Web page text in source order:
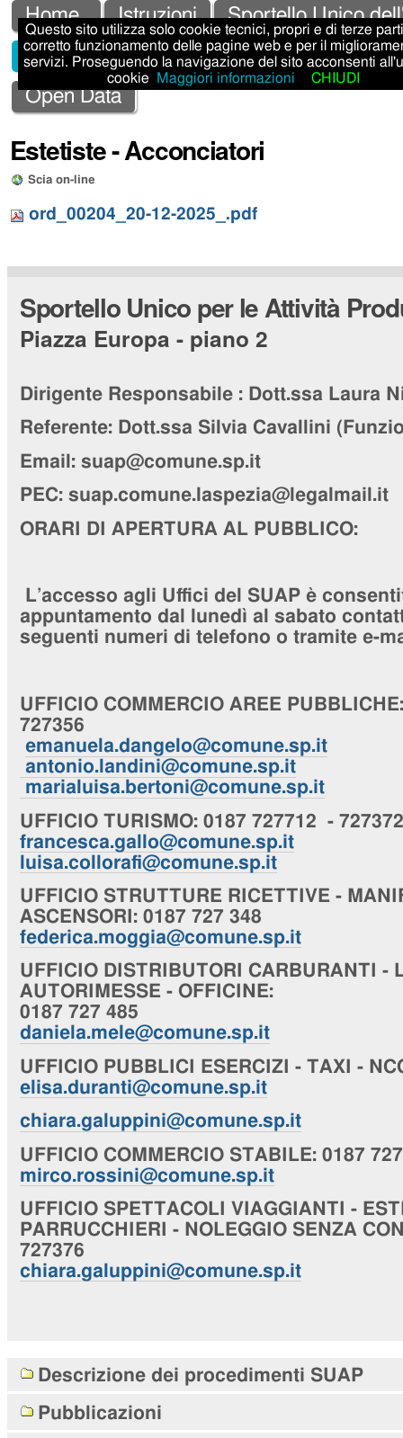
Salta
ai
contenuti.
alla
navigazione
Strumenti
personali
Sezioni
Home Istruzioni
Sportello Unico
Sportello Unico Attività Produttive - SUAP
Open Data
Estetiste - Acconciatori
Scia on-line
ord_00204_20-12-2025_.pdf
Sportello Unico per le Attività
Piazza Europa - piano 2
Dirigente Responsabile :Dott.ssa Laura
Referente: Dott.ssa Silvia Cavallini
Email: suap@comune.sp.it
PEC: suap.comune.laspezia@legalmail.it
ORARI DI APERTURA AL PUBBLICO:
L’accesso agli Uffici del SUAP è
appuntamento dal lunedì al sabato
seguenti numeri di telefono o tramite e-
UFFICIO COMMERCIO AREE PUBBLICHE
727356
emanuela.dangelo@comune.sp.it
antonio.landini@comune.sp.it
marialuisa.bertoni@comune.sp.it
UFFICIO TURISMO: 0187 727712 - 727372
francesca.gallo@comune.sp.it
luisa.collorafi@comune.sp.it
UFFICIO STRUTTURE RICETTIVE -
ASCENSORI : 0187 727 348
federica.moggia@comune.sp.it
UFFICIO DISTRIBUTORI CARBURANTI -
AUTORIMESSE - OFFICINE:
0187 727 485
daniela.mele@comune.sp.it
UFFICIO PUBBLICI ESERCIZI - TAXI -
elisa.duranti@comune.sp.it
chiara.galuppini@comune.sp.it
UFFICIO COMMERCIO STABILE: 0187
mirco.rossini@comune.sp.it
UFFICIO SPETTACOLI VIAGGIANTI -
PARRUCCHIERI - NOLEGGIO SENZA
727376
chiara.galuppini@comune.sp.it
Navigazione
Descrizione dei procedimenti SUAP
Pubblicazioni
Questo sito utilizza solo cookie tecnici, propri e di terze
corretto funzionamento delle pagine web e per il
servizi. Proseguendo la navigazione del sito acconsenti
cookie
Maggiori informazioni CHIUDI